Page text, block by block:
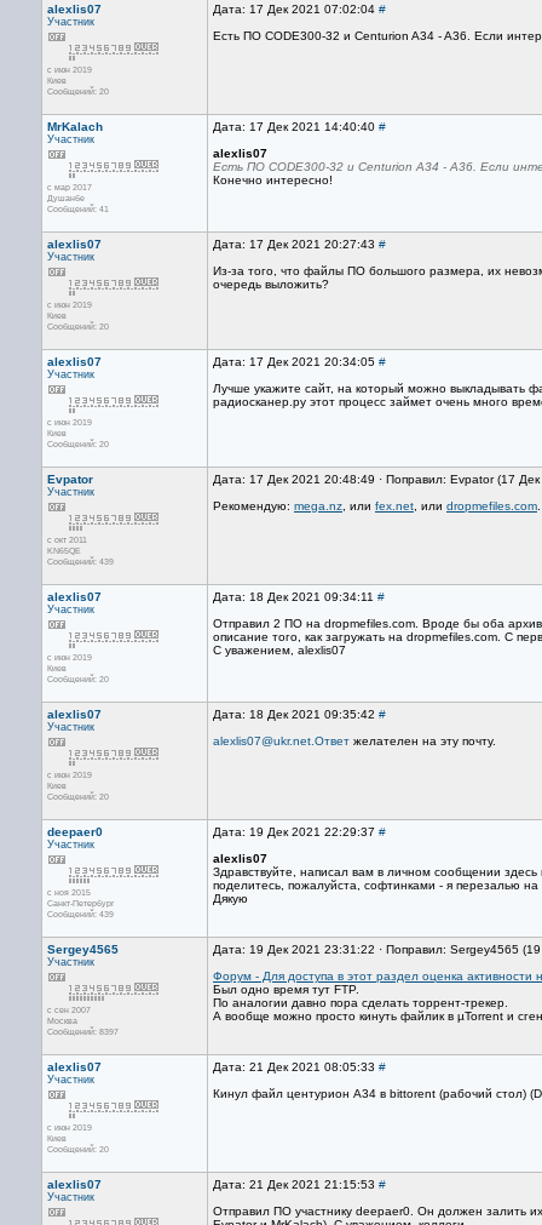
alexlis07
Участник
с июн 2019
Киев
Сообщений: 20
Дата: 17 Дек 2021 07:02:04 #
Есть ПО CODE300-32 и Сenturion A34 - A36. Если
MrKalach
Участник
с мар 2017
Душанбе
Сообщений: 41
Дата: 17 Дек 2021 14:40:40 #
alexlis07
Есть ПО CODE300-32 и Сenturion A34 - A36. Если
Конечно интересно!
alexlis07
Участник
с июн 2019
Киев
Сообщений: 20
Дата: 17 Дек 2021 20:27:43 #
Из-за того, что файлы ПО большого размера, их
очередь выложить?
alexlis07
Участник
с июн 2019
Киев
Сообщений: 20
Дата: 17 Дек 2021 20:34:05 #
Лучше укажите сайт, на который можно выкладывать
радиосканер.ру этот процесс займет очень много
Evpator
Участник
с окт 2011
KN65QE
Сообщений: 439
Дата: 17 Дек 2021 20:48:49 · Поправил: Evpator (17
Рекомендую: mega.nz , или fex.net , или dropmefiles.com
alexlis07
Участник
с июн 2019
Киев
Сообщений: 20
Дата: 18 Дек 2021 09:34:11 #
Отправил 2 ПО на dropmefiles.com. Вроде бы оба
описание того, как загружать на dropmefiles.com. С
С уважением, alexlis07
alexlis07
Участник
с июн 2019
Киев
Сообщений: 20
Дата: 18 Дек 2021 09:35:42 #
alexlis07@ukr.net.Ответ желателен на эту почту.
deepaer0
Участник
с ноя 2015
Санкт-Петербург
Сообщений: 439
Дата: 19 Дек 2021 22:29:37 #
alexlis07
Здравствуйте, написал вам в личном сообщении
поделитесь, пожалуйста, софтинками - я перезалью
Дякую
Sergey4565
Участник
с сен 2007
Москва
Сообщений: 8397
Дата: 19 Дек 2021 23:31:22 · Поправил: Sergey4565
Форум - Для доступа в этот раздел оценка
Был одно время тут FTP.
По аналогии давно пора сделать торрент-трекер.
А вообще можно просто кинуть файлик в µTorrent и
alexlis07
Участник
с июн 2019
Киев
Сообщений: 20
Дата: 21 Дек 2021 08:05:33 #
Кинул файл центурион А34 в bittorent (рабочий стол)
alexlis07
Участник
Дата: 21 Дек 2021 21:15:53 #
Отправил ПО участнику deepaer0. Он должен залить